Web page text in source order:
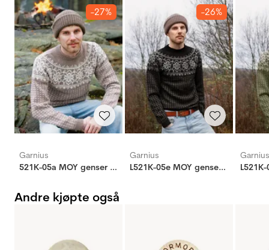
-27%
Garnius
521K-05a MOY genser herre
-26%
Garnius
L521K-05e MOY genser herre
Garnius
Andre kjøpte også